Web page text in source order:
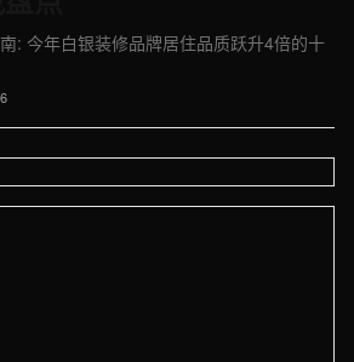
: 今年白银装修品牌居住品质跃升4倍的十